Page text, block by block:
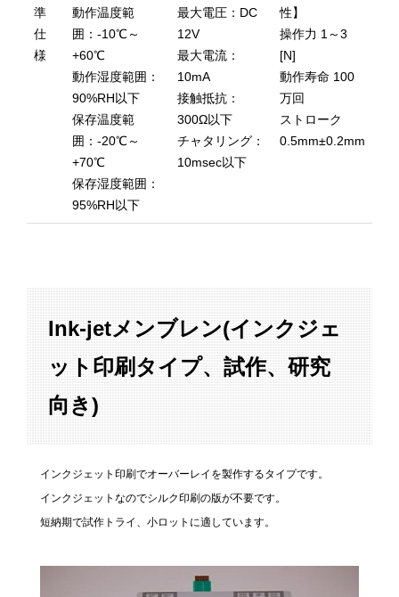
準
仕
様
動作温度範
囲：-10℃～
+60℃
動作湿度範囲：
90%RH以下
保存温度範
囲：-20℃～
+70℃
保存湿度範囲：
95%RH以下
最大電圧：DC
12V
最大電流：
10mA
接触抵抗：
300Ω以下
チャタリング：
10msec以下
性】
操作力 1～3
[N]
動作寿命 100
万回
ストローク
0.5mm±0.2mm
Ink-jetメンブレン(インクジェ
ット印刷タイプ、試作、研究
向き)
インクジェット印刷でオーバーレイを製作するタイプです。
インクジェットなのでシルク印刷の版が不要です。
短納期で試作トライ、小ロットに適しています。